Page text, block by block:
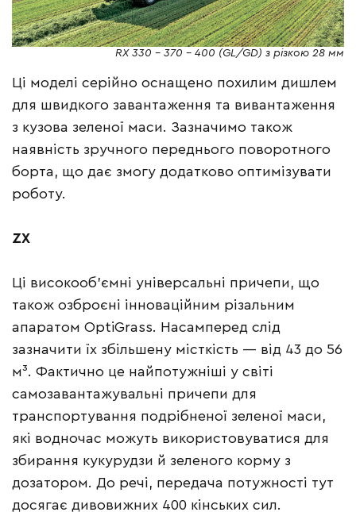
RX 330 – 370 – 400 (GL/GD) з різкою 28 мм
Ці моделі серійно оснащено похилим дишлем
для швидкого завантаження та вивантаження
з кузова зеленої маси. Зазначимо також
наявність зручного переднього поворотного
борта, що дає змогу додатково оптимізувати
роботу.
ZX
Ці високооб’ємні універсальні причепи, що
також озброєні інноваційним різальним
апаратом OptiGrass. Насамперед слід
зазначити їх збільшену місткість — від 43 до 56
м³. Фактично це найпотужніші у світі
самозавантажувальні причепи для
транспортування подрібненої зеленої маси,
які водночас можуть використовуватися для
збирання кукурудзи й зеленого корму з
дозатором. До речі, передача потужності тут
досягає дивовижних 400 кінських сил.